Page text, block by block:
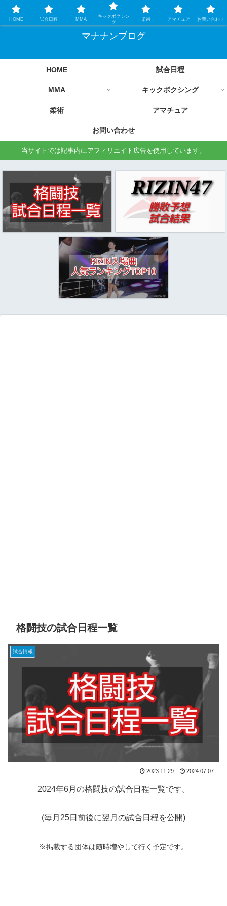
格闘技情報を中心に毎日更新します
マナナンブログ
HOME 試合日程
MMA キックボクシング
柔術 アマチュア
お問い合わせ
当サイトでは記事内にアフィリエイト広告を使用しています。
格闘技の試合日程一覧
試合情報
2023.11.29 2024.07.07
2024年6月の格闘技の試合日程一覧です。
(毎月25日前後に翌月の試合日程を公開)
※掲載する団体は随時増やして行く予定です。
HOME 試合日程 MMA
キックボクシン
グ
柔術 アマチュア お問い合わせ